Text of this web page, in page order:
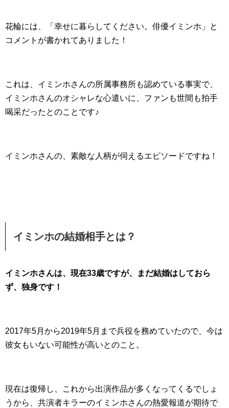
花輪には、「幸せに暮らしてください。俳優イミンホ」と
コメントが書かれてありました！
これは、イミンホさんの所属事務所も認めている事実で、
イミンホさんのオシャレな心遣いに、ファンも世間も拍手
喝采だったとのことです♪
イミンホさんの、素敵な人柄が伺えるエピソードですね！
イミンホの結婚相手とは？
イミンホさんは、現在33歳ですが、まだ結婚はしておら
ず、独身です！
2017年5月から2019年5月まで兵役を務めていたので、今は
彼女もいない可能性が高いとのこと。
現在は復帰し、これから出演作品が多くなってくるでしょ
うから、共演者キラーのイミンホさんの熱愛報道が期待で